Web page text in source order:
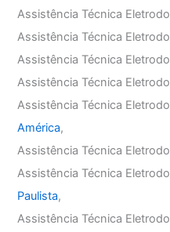
Assistência Técnica
Assistência Técnica
Assistência Técnica
Assistência Técnica
Assistência Técnica
América,
Assistência Técnica
Assistência Técnica
Paulista,
Assistência Técnica